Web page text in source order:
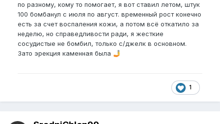
по разному, кому то помогает, я вот ставил летом, штук
100 бомбанул с июля по август. временный рост конечно
есть за счет воспаления кожи, а потом всё откатило за
неделю, но справедливости ради, я жесткие
сосудистые не бомбил, только с/джелк в основном.
Зато эрекция каменная была 🤳
1